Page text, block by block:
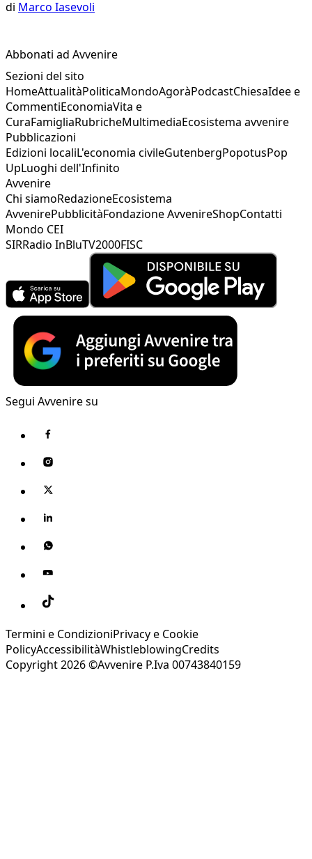
di Marco Iasevoli
Abbonati ad Avvenire
Sezioni del sito
HomeAttualitàPoliticaMondoAgoràPodcastChiesaIdee e
CommentiEconomiaVita e
CuraFamigliaRubricheMultimediaEcosistema avvenire
Pubblicazioni
Edizioni localiL'economia civileGutenbergPopotusPop
UpLuoghi dell'Infinito
Avvenire
Chi siamoRedazioneEcosistema
AvvenirePubblicitàFondazione AvvenireShopContatti
Mondo CEI
SIRRadio InBluTV2000FISC
Segui Avvenire su
Termini e CondizioniPrivacy e Cookie
PolicyAccessibilitàWhistleblowingCredits
Copyright 2026 ©Avvenire P.Iva 00743840159